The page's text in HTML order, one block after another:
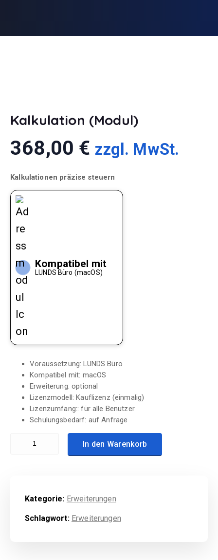
Kalkulation (Modul)
368,00 € zzgl. MwSt.
Kalkulationen präzise steuern
Kompatibel mit
LUNDS Büro (macOS)
Voraussetzung:LUNDS Büro
Kompatibel mit: macOS
Erweiterung:optional
Lizenzmodell:Kauflizenz (einmalig)
Lizenzumfang::für alle Benutzer
Schulungsbedarf: auf Anfrage
In den Warenkorb
Kategorie: Erweiterungen
Schlagwort: Erweiterungen